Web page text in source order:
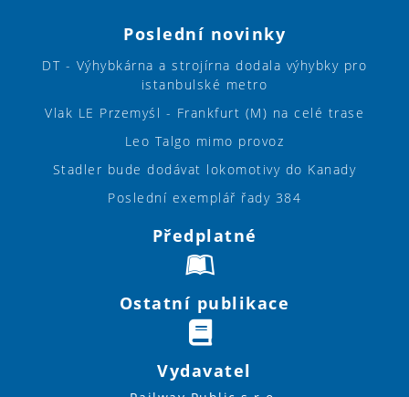
Poslední novinky
DT - Výhybkárna a strojírna dodala výhybky pro
istanbulské metro
Vlak LE Przemyśl - Frankfurt (M) na celé trase
Leo Talgo mimo provoz
Stadler bude dodávat lokomotivy do Kanady
Poslední exemplář řady 384
Předplatné
Ostatní publikace
Vydavatel